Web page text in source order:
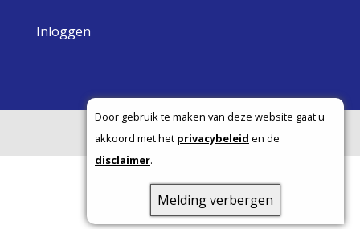
Door gebruik te maken van deze website gaat u
akkoord met het privacybeleid en de
disclaimer.
Melding verbergen
Inloggen
Copyright ©